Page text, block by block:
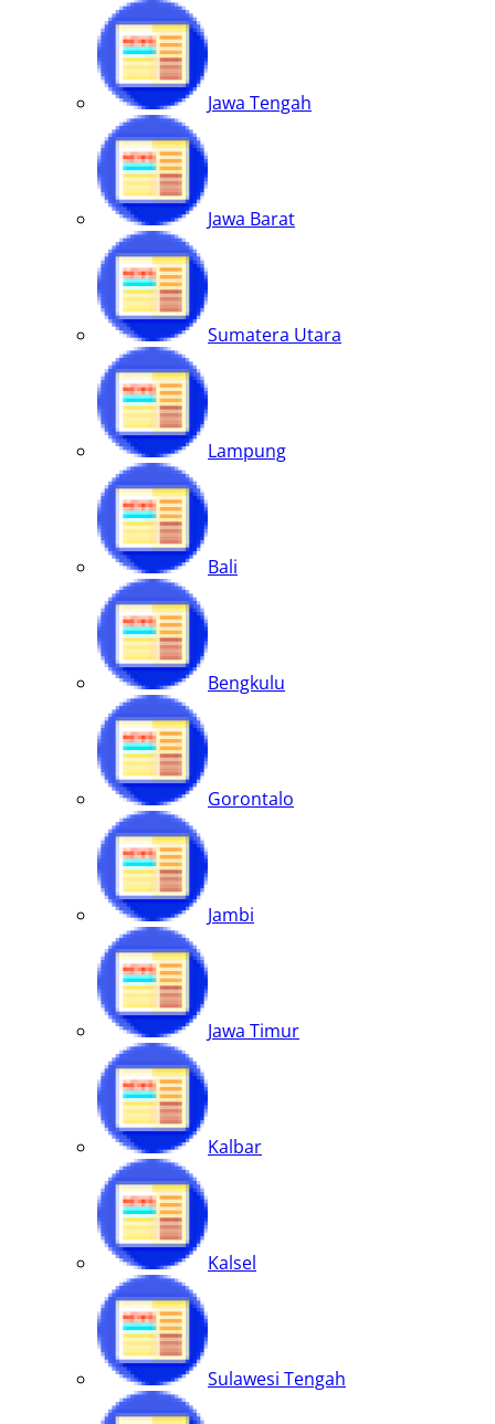
Jawa Tengah
Jawa Barat
Sumatera Utara
Lampung
Bali
Bengkulu
Gorontalo
Jambi
Jawa Timur
Kalbar
Kalsel
Sulawesi Tengah